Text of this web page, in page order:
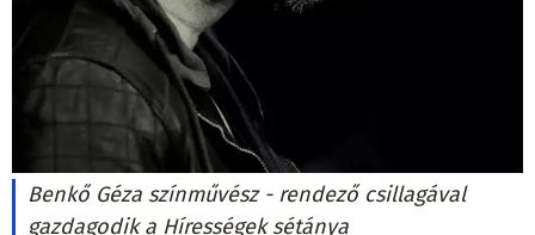
Benkő Géza színművész - rendező csillagával
gazdagodik a Hírességek sétánya